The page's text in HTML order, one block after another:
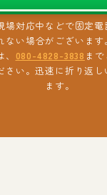
場対応中などで固定電
ない場合がございます
080-4828-3838 ま
さい。迅速に折り返し
ます。